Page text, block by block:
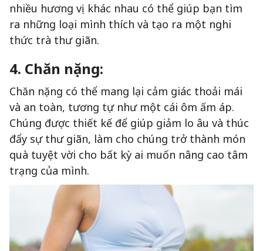
nhiều hương vị khác nhau có thể giúp bạn tìm
ra những loại mình thích và tạo ra một nghi
thức trà thư giãn.
4. Chăn nặng:
Chăn nặng có thể mang lại cảm giác thoải mái
và an toàn, tương tự như một cái ôm ấm áp.
Chúng được thiết kế để giúp giảm lo âu và thúc
đẩy sự thư giãn, làm cho chúng trở thành món
quà tuyệt vời cho bất kỳ ai muốn nâng cao tâm
trạng của mình.